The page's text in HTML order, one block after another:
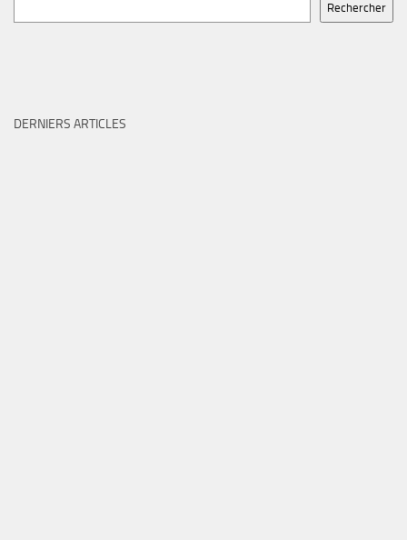
Rechercher
DERNIERS ARTICLES